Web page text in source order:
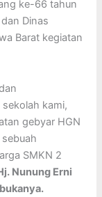
ke-66 tahun
Dinas
Barat kegiatan
kami,
gebyar HGN
SMKN 2
Nunung Erni